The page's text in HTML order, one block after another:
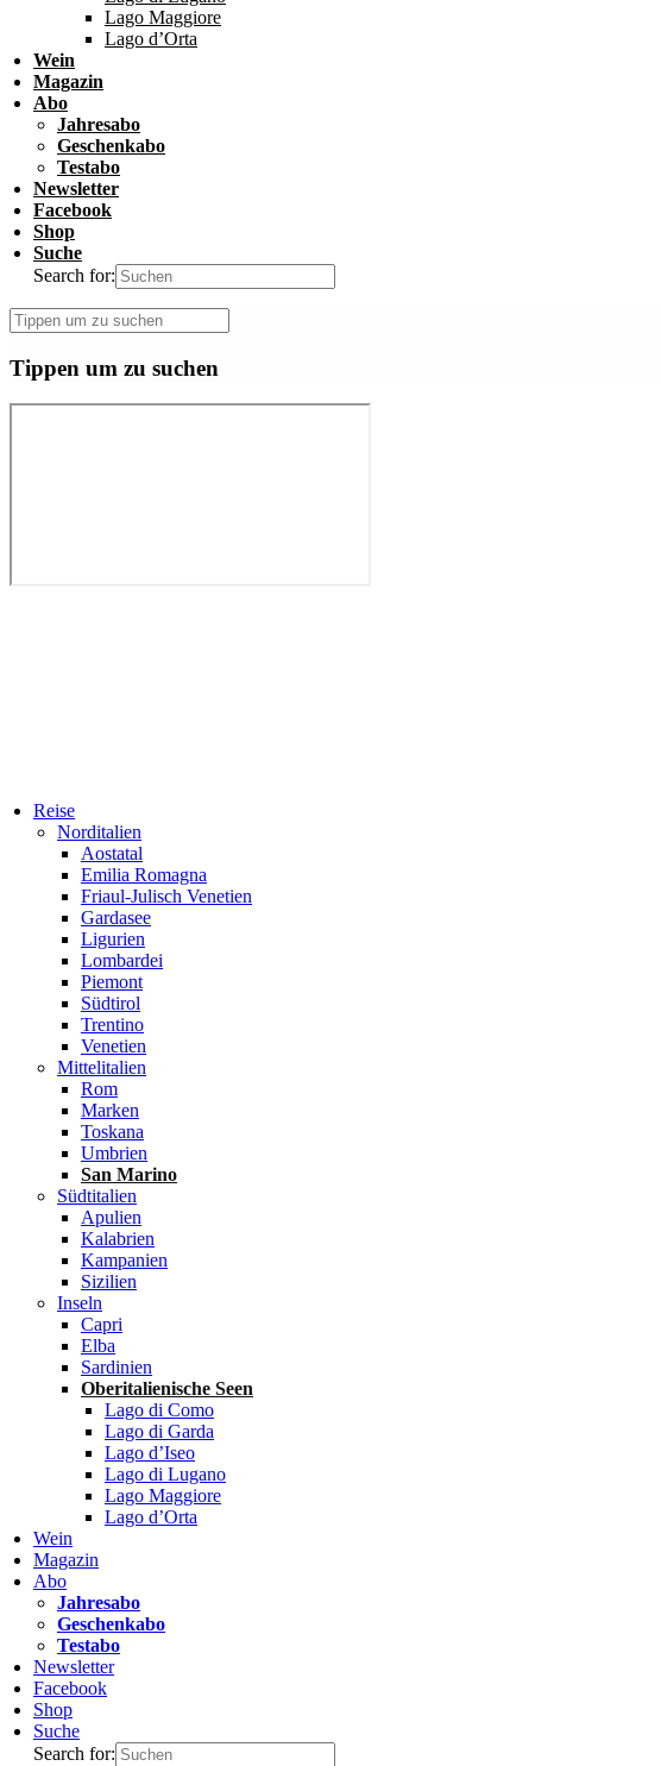
Lago Maggiore
Lago d’Orta
Wein
Magazin
Abo
Jahresabo
Geschenkabo
Testabo
Newsletter
Facebook
Shop
Suche
Search for:
Tippen um zu suchen
Reise
Norditalien
Aostatal
Emilia Romagna
Friaul-Julisch Venetien
Gardasee
Ligurien
Lombardei
Piemont
Südtirol
Trentino
Venetien
Mittelitalien
Rom
Marken
Toskana
Umbrien
San Marino
Südtitalien
Apulien
Kalabrien
Kampanien
Sizilien
Inseln
Capri
Elba
Sardinien
Oberitalienische Seen
Lago di Como
Lago di Garda
Lago d’Iseo
Lago di Lugano
Lago Maggiore
Lago d’Orta
Wein
Magazin
Abo
Jahresabo
Geschenkabo
Testabo
Newsletter
Facebook
Shop
Suche
Search for: